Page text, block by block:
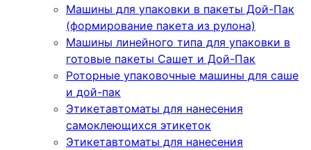
Машины для упаковки в пакеты Дой-Пак
(формирование пакета из рулона)
Машины линейного типа для упаковки в
готовые пакеты Сашет и Дой-Пак
Роторные упаковочные машины для саше
и дой-пак
Этикетавтоматы для нанесения
самоклеющихся этикеток
Этикетавтоматы для нанесения